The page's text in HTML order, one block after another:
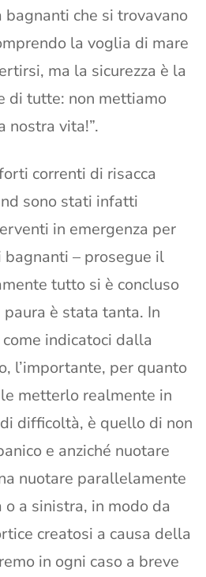
bagnanti che si trovavano
la voglia di mare
ma la sicurezza è la
di tutte: non mettiamo
nostra vita!”.
correnti di risacca
sono stati infatti
in emergenza per
– prosegue il
tutto si è concluso
è stata tanta. In
indicatoci dalla
l’importante, per quanto
metterlo realmente in
difficoltà, è quello di non
e anziché nuotare
nuotare parallelamente
a sinistra, in modo da
creatosi a causa della
in ogni caso a breve